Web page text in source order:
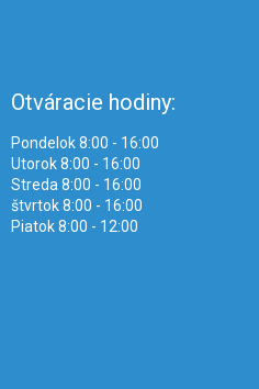
Otváracie hodiny:
Pondelok 8:00 - 16:00
Utorok 8:00 - 16:00
Streda 8:00 - 16:00
štvrtok 8:00 - 16:00
Piatok 8:00 - 12:00